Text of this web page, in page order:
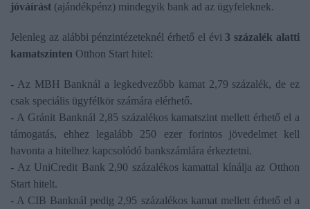
jóváírást (ajándékpénz) mindegyik bank ad az ügyfeleknek.
Jelenleg az alábbi pénzintézeteknél érhető el évi 3 százalék alatti
kamatszinten Otthon Start hitel:
- Az MBH Banknál a legkedvezőbb kamat 2,79 százalék, de ez
csak speciális ügyfélkör számára elérhető.
- A Gránit Banknál 2,85 százalékos kamatszint mellett érhető el a
támogatás, ehhez legalább 250 ezer forintos jövedelmet kell
havonta a hitelhez kapcsolódó bankszámlára érkeztetni.
- Az UniCredit Bank 2,90 százalékos kamattal kínálja az Otthon
Start hitelt.
- A CIB Banknál pedig 2,95 százalékos kamat mellett érhető el a